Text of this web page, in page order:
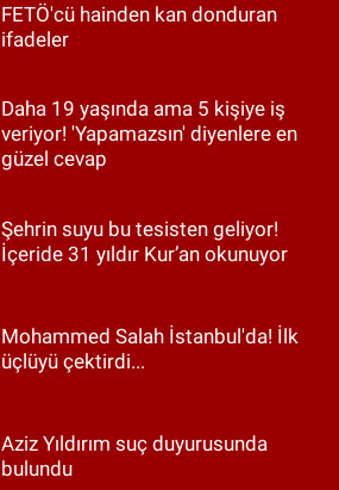
FETÖ'cü hainden kan donduran
ifadeler
Daha 19 yaşında ama 5 kişiye iş
veriyor! 'Yapamazsın' diyenlere en
güzel cevap
Şehrin suyu bu tesisten geliyor!
İçeride 31 yıldır Kur’an okunuyor
Mohammed Salah İstanbul'da! İlk
üçlüyü çektirdi...
Aziz Yıldırım suç duyurusunda
bulundu